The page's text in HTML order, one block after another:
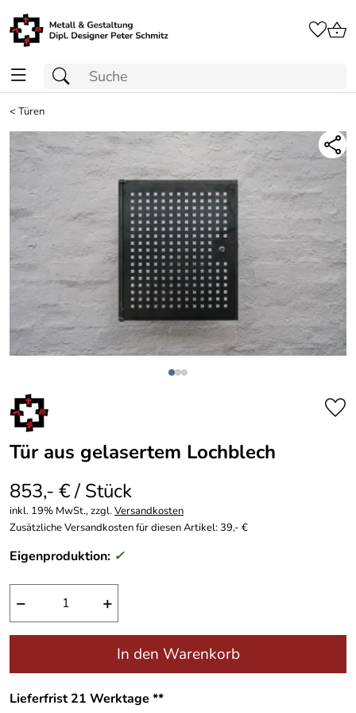
<Türen
Tür aus gelasertem Lochblech
853,- € / Stück
inkl. 19% MwSt., zzgl.Versandkosten
Zusätzliche Versandkosten für diesen Artikel: 39,- €
Eigenproduktion: ✓
− +
In den Warenkorb
Lieferfrist 21 Werktage **